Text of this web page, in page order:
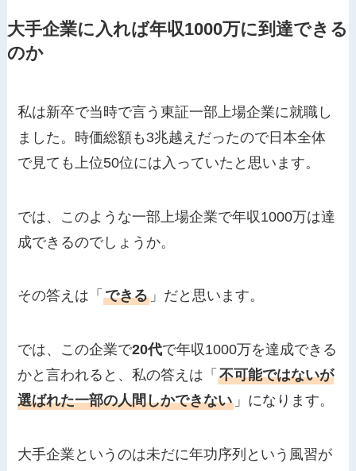
大手企業に入れば年収1000万に到達できる
のか
私は新卒で当時で言う東証一部上場企業に就職し
ました。時価総額も3兆越えだったので日本全体
で見ても上位50位には入っていたと思います。
では、このような一部上場企業で年収1000万は達
成できるのでしょうか。
その答えは「できる 」だと思います。
では、この企業で20代で年収1000万を達成できる
かと言われると、私の答えは「不可能ではないが
選ばれた一部の人間しかできない 」になります。
大手企業というのは未だに年功序列という風習が